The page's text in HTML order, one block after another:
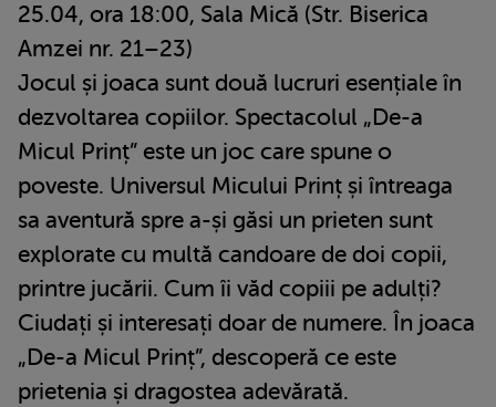
25.04, ora 18:00, Sala Mică (Str. Biserica
Amzei nr. 21–23)
Jocul și joaca sunt două lucruri esențiale în
dezvoltarea copiilor. Spectacolul „De-a
Micul Prinț” este un joc care spune o
poveste. Universul Micului Prinț și întreaga
sa aventură spre a-și găsi un prieten sunt
explorate cu multă candoare de doi copii,
printre jucării. Cum îi văd copiii pe adulți?
Ciudați și interesați doar de numere. În joaca
„De-a Micul Prinț”, descoperă ce este
prietenia și dragostea adevărată.